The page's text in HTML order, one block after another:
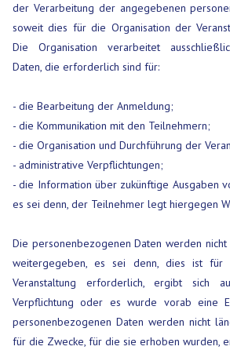
der Verarbeitung der angegebenen
soweit dies für die Organisation der
Die Organisation verarbeitet
Daten, die erforderlich sind für:
- die Bearbeitung der Anmeldung;
- die Kommunikation mit den Teilnehmern;
- die Organisation und Durchführung der
- administrative Verpflichtungen;
- die Information über zukünftige Ausgaben
es sei denn, der Teilnehmer legt hiergegen
Die personenbezogenen Daten werden
weitergegeben, es sei denn, dies ist für
Veranstaltung erforderlich, ergibt sich
Verpflichtung oder es wurde vorab eine
personenbezogenen Daten werden nicht
für die Zwecke, für die sie erhoben wurden,